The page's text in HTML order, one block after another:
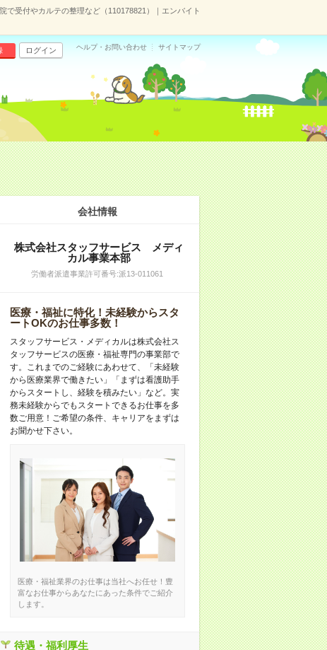
受付やカルテの整理など（110178821）｜エンバイト
ログイン ヘルプ・お問い合わせ サイトマップ
会社情報
株式会社スタッフサービス メディ
カル事業本部
労働者派遣事業許可番号:派13-011061
医療・福祉に特化！未経験からスタ
ートOKのお仕事多数！
スタッフサービス・メディカルは株式会社ス
タッフサービスの医療・福祉専門の事業部で
す。これまでのご経験にあわせて、「未経験
から医療業界で働きたい」「まずは看護助手
からスタートし、経験を積みたい」など。実
務未経験からでもスタートできるお仕事を多
数ご用意！ご希望の条件、キャリアをまずは
お聞かせ下さい。
医療・福祉業界のお仕事は当社へお任せ！豊
富なお仕事からあなたにあった条件でご紹介
します。
待遇・福利厚生